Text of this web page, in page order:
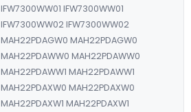
IFW7300WW01 IFW7300WW01
IFW7300WW02 IFW7300WW02
MAH22PDAGW0 MAH22PDAGW0
MAH22PDAWW0 MAH22PDAWW0
MAH22PDAWW1 MAH22PDAWW1
MAH22PDAXW0 MAH22PDAXW0
MAH22PDAXW1 MAH22PDAXW1